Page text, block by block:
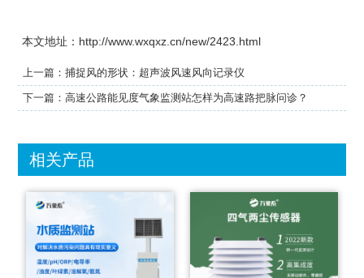
本文地址：http://www.wxqxz.cn/new/2423.html
上一篇： 捕捉风的形状：超声波风速风向记录仪
下一篇： 高速公路能见度气象监测站怎样为高速路把脉问诊？
相关产品